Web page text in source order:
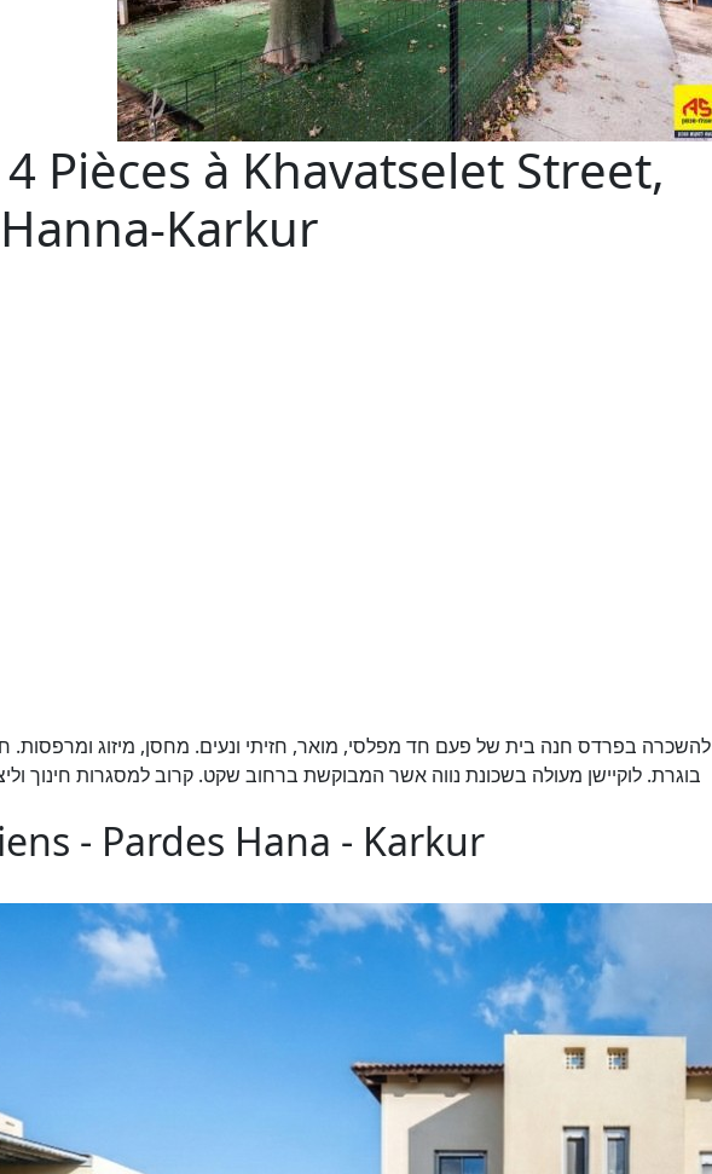
Pièces à Khavatselet Street,
Karkur
להשכרה בפרדס חנה בית של פעם חד מפלסי, מואר, חזיתי ונעים. מחסן, מיזוג ומרפסות.
בוגרת. לוקיישן מעולה בשכונת נווה אשר המבוקשת ברחוב שקט. קרוב למסגרות חינוך
- Pardes Hana - Karkur